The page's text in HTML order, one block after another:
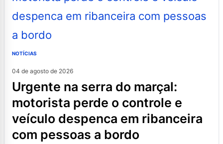
NOTÍCIAS
04 de agosto de 2026
urgente na serra do marçal:
motorista perde o controle e
veículo despenca em ribanceira
com pessoas a bordo